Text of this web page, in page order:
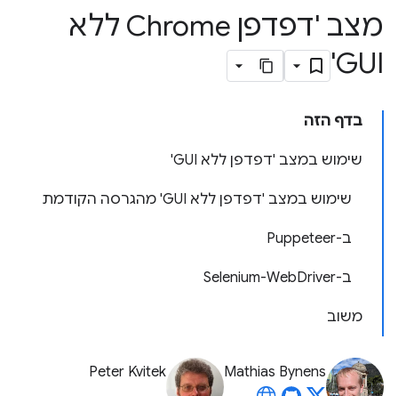
מצב 'דפדפן Chrome ללא
GUI'
בדף הזה
שימוש במצב 'דפדפן ללא GUI'
שימוש במצב 'דפדפן ללא GUI' מהגרסה הקודמת
ב-Puppeteer
ב-Selenium-WebDriver
משוב
Mathias Bynens
Peter Kvitek